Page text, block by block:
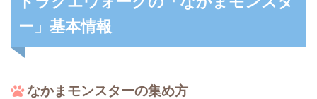
ー」基本情報
なかまモンスターの集め方